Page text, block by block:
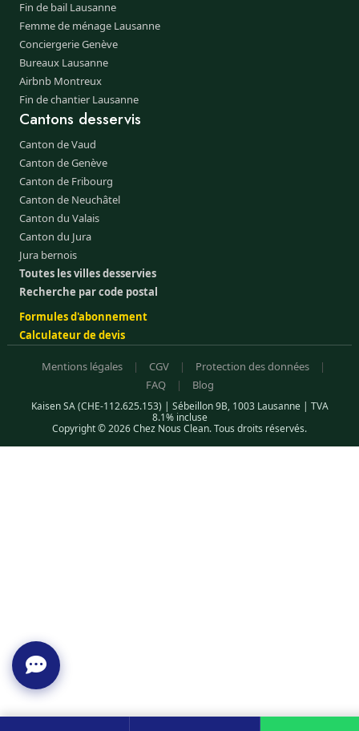
Fin de bail Lausanne
Femme de ménage Lausanne
Conciergerie Genève
Bureaux Lausanne
Airbnb Montreux
Fin de chantier Lausanne
Cantons desservis
Canton de Vaud
Canton de Genève
Canton de Fribourg
Canton de Neuchâtel
Canton du Valais
Canton du Jura
Jura bernois
Toutes les villes desservies
Recherche par code postal
Formules d'abonnement
Calculateur de devis
Mentions légales | CGV | Protection des données
|
FAQ
| Blog
Kaisen SA (CHE-112.625.153) | Sébeillon 9B, 1003 Lausanne | TVA
8.1% incluse
Copyright © 2026 Chez Nous Clean. Tous droits réservés.